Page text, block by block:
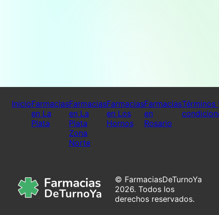
InicioFarmacias
en La
Plata
Farmacias
en La
Plata
Zona
Norte
Farmacias
en Los
Hornos
Farmacias
en
Rosario
Términos
© FarmaciasDeTurnoYa
2026. Todos los
derechos reservados.